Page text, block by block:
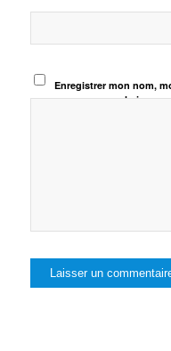
Enregistrer mon nom,
pour mon prochain